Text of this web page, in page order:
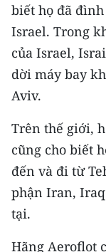
Infographic
TIN MỚI
TIN ĐỊA PHƯƠNG
Trung du và
Đồng bằng
Bắc Trung Bộ
Duyên hải
biết họ đã
Israel. Trong
của Israel,
dời máy bay
Aviv.
Trên thế giới,
cũng cho biết
đến và đi từ
phận Iran,
tại.
Hãng Aeroflot